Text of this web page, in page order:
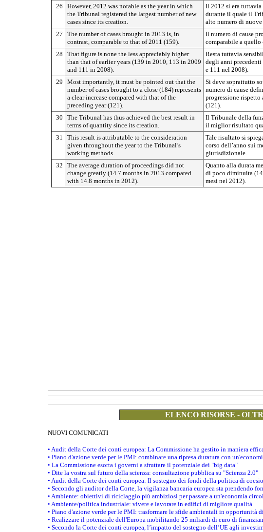
26
However, 2012 was notable as the year in which
the Tribunal registered the largest number of new
cases since its creation.
Il 2012 si era
durante il quale il
alto numero di nuove
27
The number of cases brought in 2013 is, in
contrast, comparable to that of 2011 (159).
Il numero di cause
comparabile a quello
28
That figure is none the less appreciably higher
than that of earlier years (139 in 2010, 113 in 2009
and 111 in 2008).
Resta tuttavia
degli anni
e 111 nel 2008).
29
Most importantly, it must be pointed out that the
number of cases brought to a close (184) represents
a clear increase compared with that of the
preceding year (121).
Si deve soprattutto
numero di cause
progressione rispetto
(121).
30
The Tribunal has thus achieved the best result in
terms of quantity since its creation.
Il Tribunale della
il miglior risultato
31
This result is attributable to the consideration
given throughout the year to the Tribunal’s
working methods.
Tale risultato si
corso dell’anno sui
giurisdizionale.
32
The average duration of proceedings did not
change greatly (14.7 months in 2013 compared
with 14.8 months in 2012).
Quanto alla durata
di poco diminuita
mesi nel 2012).
ELENCO RISORSE -
NUOVI COMUNICATI
• Audit della Corte dei conti europea: La Commissione ha gestito in maniera
• Piano d'azione verde per le PMI: combinare una ripresa duratura con
• La Commissione esorta i governi a sfruttare il potenziale dei "big data"
• Dite la vostra sul futuro della scienza: consultazione pubblica su "Scienza 2.0"
• Audit della Corte dei conti europea: Il sostegno dei fondi della politica di
• Secondo gli auditor della Corte, la vigilanza bancaria europea sta prendendo
• Ambiente: obiettivi di riciclaggio più ambiziosi per passare a un'economia
• Ambiente/politica industriale: vivere e lavorare in edifici di migliore qualità
• Piano d'azione verde per le PMI: trasformare le sfide ambientali in opportunità
• Realizzare il potenziale dell'Europa mobilitando 25 miliardi di euro di
• Secondo la Corte dei conti europea, l’impatto del sostegno dell’UE agli